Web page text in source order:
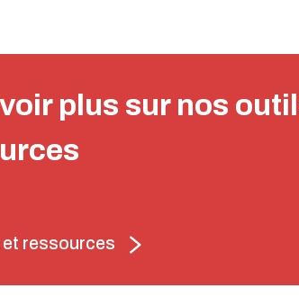
plus sur nos
ressources